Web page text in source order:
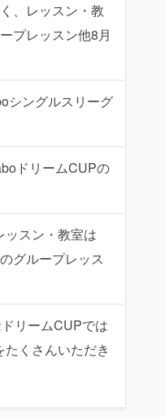
、レッスン・教
プレッスン他8月
シングルスリーグ
ドリームCUPの
スン・教室は
グループレッス
リームCUPでは
くさんいただき